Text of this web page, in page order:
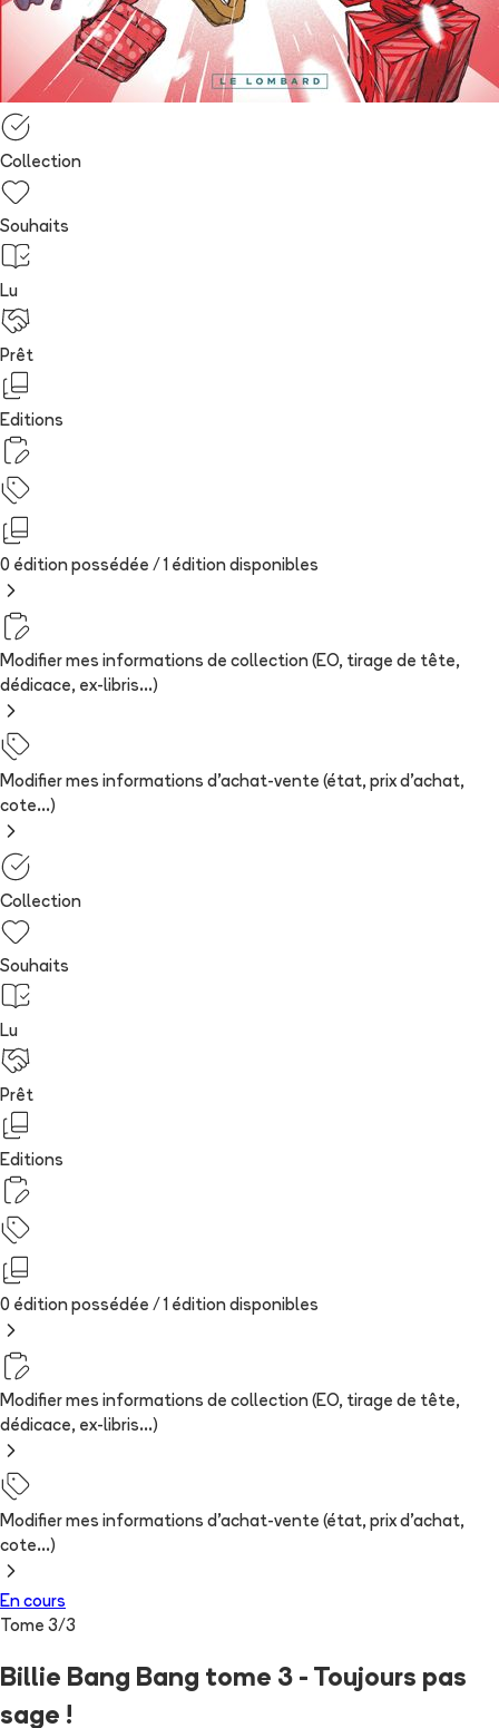
Collection
Souhaits
Lu
Prêt
Editions
0 édition possédée / 1 édition disponibles
Modifier mes informations de collection (EO, tirage de tête,
dédicace, ex-libris...)
Modifier mes informations d'achat-vente (état, prix d'achat,
cote...)
Collection
Souhaits
Lu
Prêt
Editions
0 édition possédée / 1 édition disponibles
Modifier mes informations de collection (EO, tirage de tête,
dédicace, ex-libris...)
Modifier mes informations d'achat-vente (état, prix d'achat,
cote...)
En cours
Tome 3/3
Billie Bang Bang tome 3 - Toujours pas
sage !